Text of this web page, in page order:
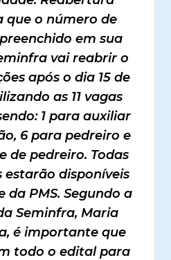
que o número de
em sua
vai reabrir o
após o dia 15 de
as 11 vagas
1 para auxiliar
6 para pedreiro e
de pedreiro. Todas
estarão disponíveis
da PMS. Segundo a
Seminfra, Maria
é importante que
todo o edital para